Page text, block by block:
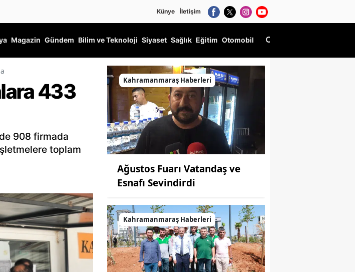
Künye İletişim
Magazin Gündem Bilim ve Teknoloji Siyaset Sağlık Eğitim Otomobil
433
908 firmada
toplam
Kahramanmaraş Haberleri
Ağustos Fuarı Vatandaş ve
Esnafı Sevindirdi
Kahramanmaraş Haberleri